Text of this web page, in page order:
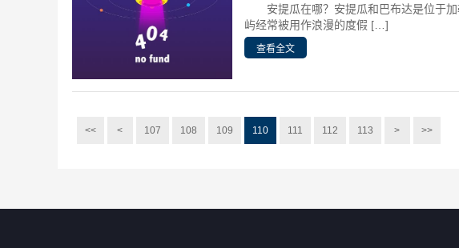
安提瓜在哪？安提瓜和巴布达是位于加
屿经常被用作浪漫的度假 […]
查看全文
<< < 107 108 109 110 111 112 113 > >>